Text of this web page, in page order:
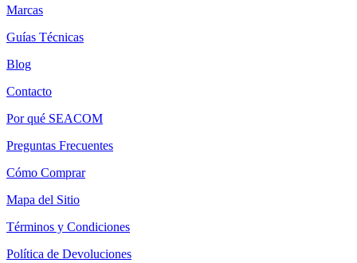
Marcas
Guías Técnicas
Blog
Contacto
Por qué SEACOM
Preguntas Frecuentes
Cómo Comprar
Mapa del Sitio
Términos y Condiciones
Política de Devoluciones